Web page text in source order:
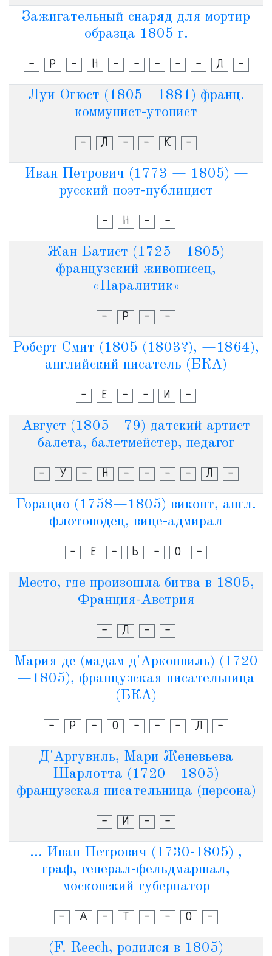
Зажигательный снаряд для мортир
образца 1805 г.
- Р - Н - - - - - Л -
Луи Огюст (1805—1881) франц.
коммунист-утопист
- Л - - К -
Иван Петрович (1773 — 1805) —
русский поэт-публицист
- Н - -
Жан Батист (1725—1805)
французский живописец,
«Паралитик»
- Р - -
Роберт Смит (1805 (1803?), —1864),
английский писатель (БКА)
- Е - - И -
Август (1805—79) датский артист
балета, балетмейстер, педагог
- У - Н - - - - Л -
Горацио (1758—1805) виконт, англ.
флотоводец, вице-адмирал
- Е - Ь - О -
Место, где произошла битва в 1805,
Франция-Австрия
- Л - -
Мария де (мадам д'Арконвиль) (1720
—1805), французская писательница
(БКА)
- Р - О - - - Л -
Д'Аргувиль, Мари Женевьева
Шарлотта (1720—1805)
французская писательница (персона)
- И - -
... Иван Петрович (1730-1805) ,
граф, генерал-фельдмаршал,
московский губернатор
- А - Т - - О -
(F. Reech, родился в 1805)